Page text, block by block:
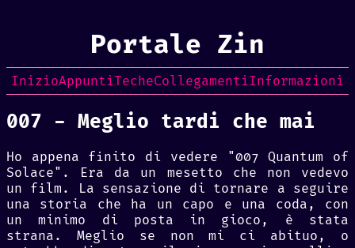
Portale Zin
InizioAppuntiTecheCollegamentiInformazioni
007 - Meglio tardi che mai
Ho appena finito di vedere "007 Quantum of
Solace". Era da un mesetto che non vedevo
un film. La sensazione di tornare a seguire
una storia che ha un capo e una coda, con
un minimo di posta in gioco, è stata
strana. Meglio se non mi ci abituo, o